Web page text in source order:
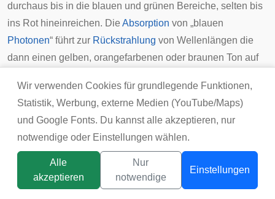
Wir verwenden Cookies für grundlegende Funktionen,
Statistik, Werbung, externe Medien (YouTube/Maps)
und Google Fonts. Du kannst alle akzeptieren, nur
notwendige oder Einstellungen wählen.
Alle
akzeptieren
Nur
notwendige
Einstellungen
durchaus bis in die blauen und grünen Bereiche, selten bis
ins Rot hineinreichen. Die Absorption von „blauen
Photonen“ führt zur Rückstrahlung von Wellenlängen die
dann einen gelben, orangefarbenen oder braunen Ton auf
Vergilbung oder allgemeiner die unerwünschte Verfärbung,
kann durch Aufbringen derKomplementärfarbeBlau optisch
neutralisiert werden. Im Fall des Wäscheblau eigentlich mit
einem gewissen Verlust an „Weiße“ verbunden, erscheint
dieses helle Neutralgrau dennoch akzeptabler als der gelbe
Farbstich. Eine bessere Wirkung verursachen
optische